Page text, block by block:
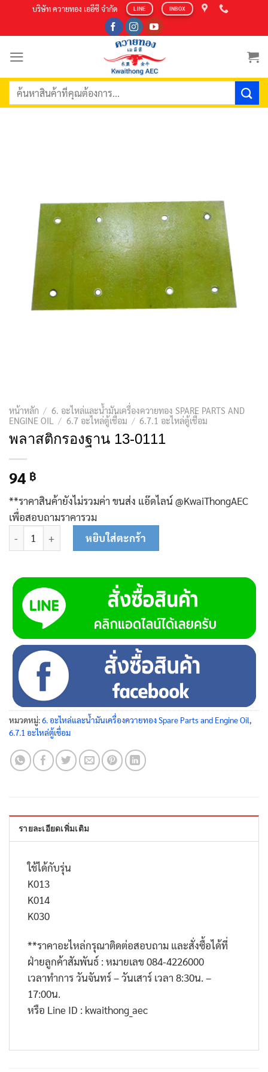
content
บริษัท ควายทอง เออีซี จำกัด LINE INBOX
ค้นหา:
หน้าหลัก / 6. อะไหล่และน้ำมันเครื่องควายทอง SPARE PARTS AND
ENGINE OIL
/ 6.7 อะไหล่ตู้เชื่อม / 6.7.1 อะไหล่ตู้เชื่อม
พลาสติกรองฐาน 13-0111
94 ฿
**ราคาสินค้ายังไม่รวมค่า ขนส่ง แอ๊ดไลน์ @KwaiThongAEC
เพื่อสอบถามราคารวม
จำนวน พลาสติกรองฐาน 13-0111 ชิ้น
หยิบใส่ตะกร้า
หมวดหมู่:6. อะไหล่และน้ำมันเครื่องควายทอง Spare Parts and Engine Oil
6.7.1 อะไหล่ตู้เชื่อม
รายละเอียดเพิ่มเติม
ใช้ได้กับรุ่น
K013
K014
K030
**ราคาอะไหล่กรุณาติดต่อสอบถาม และสั่งซื้อได้ที่
ฝ่ายลูกค้าสัมพันธ์ : หมายเลข 084-4226000
เวลาทำการ วันจันทร์ – วันเสาร์ เวลา 8:30น. –
17:00น.
หรือ Line ID : kwaithong_aec